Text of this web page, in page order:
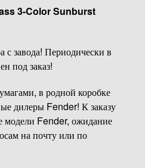
3-Color Sunburst
с завода! Периодически в
под заказ!
в родной коробке
дилеры Fender! К заказу
модели Fender, ожидание
на почту или по